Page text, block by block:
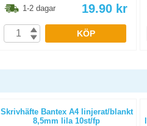
1-2 dagar 19.90 kr
KÖP
Skrivhäfte Bantex A4 linjerat/blankt
8,5mm lila 10st/fp